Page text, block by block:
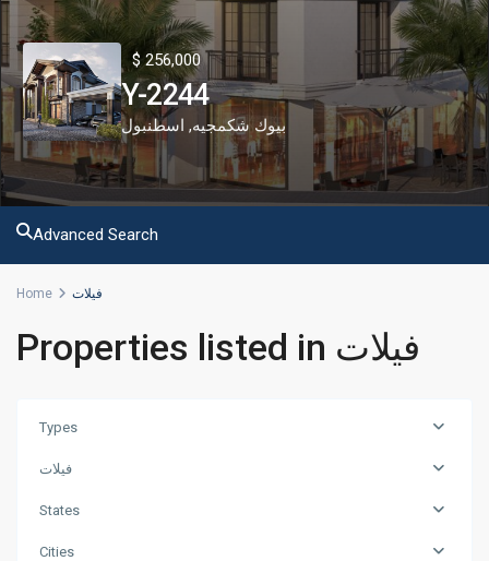
$ 256,000
Y-2244
بيوك شكمجيه, اسطنبول
Advanced Search
Home فيلات
Properties listed in فيلات
Types
فيلات
States
Cities